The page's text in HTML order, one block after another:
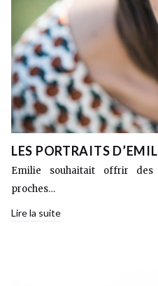
LES PORTRAITS
Emilie souhaitait offrir
proches…
Lire la suite